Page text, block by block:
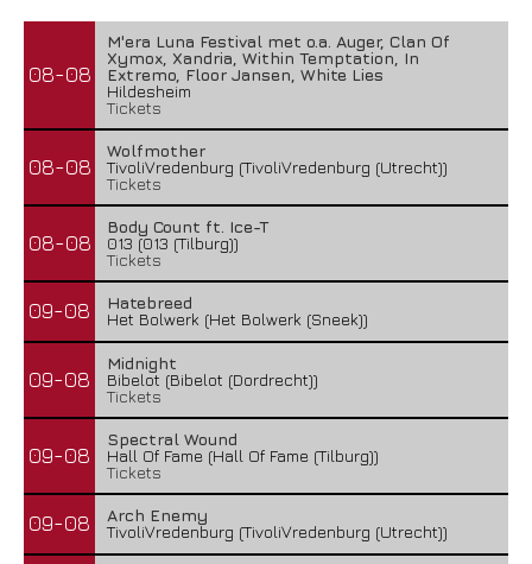
08-08
M'era Luna Festival met o.a. Auger, Clan Of
Xymox, Xandria, Within Temptation, In
Extremo, Floor Jansen, White Lies
Hildesheim
Tickets
08-08
Wolfmother
TivoliVredenburg (TivoliVredenburg (Utrecht))
Tickets
08-08
Body Count ft. Ice-T
013 (013 (Tilburg))
Tickets
09-08
Hatebreed
Het Bolwerk (Het Bolwerk (Sneek))
09-08
Midnight
Bibelot (Bibelot (Dordrecht))
Tickets
09-08
Spectral Wound
Hall Of Fame (Hall Of Fame (Tilburg))
Tickets
09-08
Arch Enemy
TivoliVredenburg (TivoliVredenburg (Utrecht))